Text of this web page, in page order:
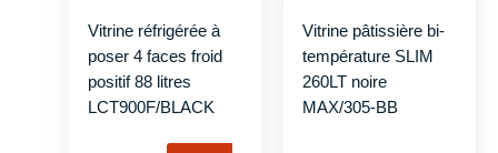
Vitrine réfrigérée à
poser 4 faces froid
positif 88 litres
LCT900F/BLACK
Vitrine pâtissière bi-
température SLIM
260LT noire
MAX/305-BB